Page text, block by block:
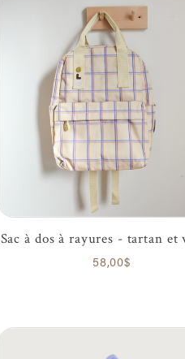
Sac à dos à rayures - tartan et
58,00$